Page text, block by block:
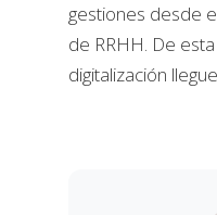
gestiones desde
de RRHH. De
digitalización